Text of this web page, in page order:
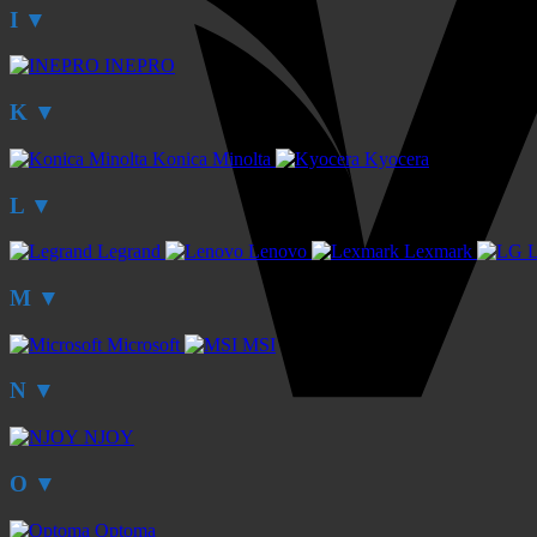
I ▼
INEPRO
K ▼
Konica Minolta Kyocera
L ▼
Legrand Lenovo Lexmark
M ▼
Microsoft MSI
N ▼
NJOY
O ▼
Optoma